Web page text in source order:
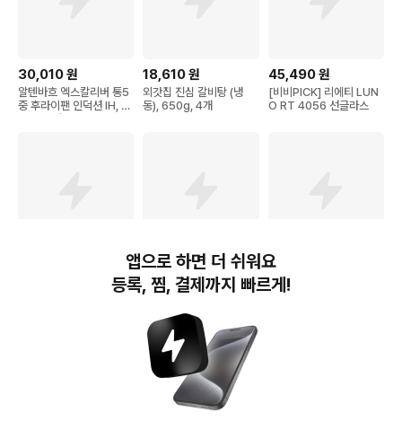
30,010원
알텐바흐 엑스칼리버 통5
중 후라이팬 인덕션 IH, 2
18,610원
외갓집 진심 갈비탕 (냉
동), 650g, 4개
45,490원
[비비PICK] 리에티 LUN
O RT 4056 선글라스
비비드키친 저당 닭가슴살
브리또 숯불매콤 (냉동), 1
10,950원
파파레서피 블레미쉬 효소
클렌징 파우더, 50g, 1개
58,800
[서귀포] 더큐브 리조트 제
주 ★오늘만이가격!★ 인
번개장터(주) 사업자정보, 이용약관 및 기타 법적고지
번개장터㈜는 통신판매중개자이며, 통신판매의 당사자가 아닙니다. 전자상거래 등에서의
소비자보호에 관한 법률 등 관련 법령 및 번개장터㈜의 약관에 따라 상품, 상품정보, 거래에 관한 책임은
개별 판매자에게 귀속하고, 번개장터㈜는 원칙적으로 회원간 거래에 대하여 책임을 지지 않습니다.
앱으로 하면 더 쉬워요
등록, 찜, 결제까지 빠르게!